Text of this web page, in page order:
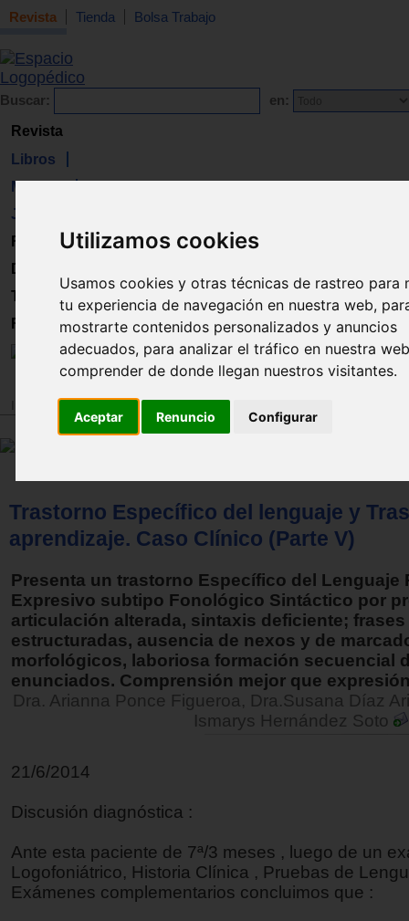
Utilizamos cookies
Usamos cookies y otras técnicas de rastreo para
tu experiencia de navegación en nuestra web,
mostrarte contenidos personalizados y anuncios
adecuados, para analizar el tráfico en nuestra
comprender de donde llegan nuestros visitantes.
Aceptar Renuncio Configurar
Revista Tienda Bolsa Trabajo
Buscar: en:
Revista
Libros
Material
Juguetes
Formación
Directorio
Trabajo
Registro
Revista
Trastorno Específico del lenguaje y
aprendizaje. Caso Clínico (Parte V)
Presenta un trastorno Específico del Lenguaje
Expresivo subtipo Fonológico Sintáctico por
articulación alterada, sintaxis deficiente;
estructuradas, ausencia de nexos y de
morfológicos, laboriosa formación secuencial
enunciados. Comprensión mejor que
Dra. Arianna Ponce Figueroa, Dra.Susana Díaz
Ismarys Hernández Soto
21/6/2014
Discusión diagnóstica :
Ante esta paciente de 7ª/3 meses , luego de un
Logofoniátrico, Historia Clínica , Pruebas de
Exámenes complementarios concluimos que :